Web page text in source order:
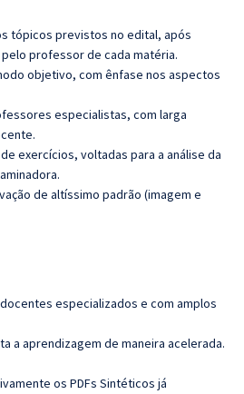
tópicos previstos no edital, após
professor de cada matéria.
objetivo, com ênfase nos aspectos
especialistas, com larga
exercícios, voltadas para a análise da
de altíssimo padrão (imagem e
especializados e com amplos
a aprendizagem de maneira acelerada.
os PDFs Sintéticos já